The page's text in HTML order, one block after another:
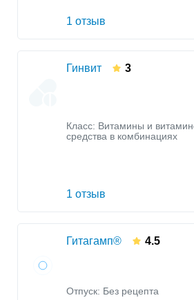
1 отзыв
Гинвит 3
Класс: Витамины и
средства в комбинациях
1 отзыв
Гитагамп® 4.5
Отпуск: Без рецепта